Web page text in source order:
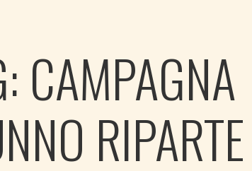
CAMPAGNA